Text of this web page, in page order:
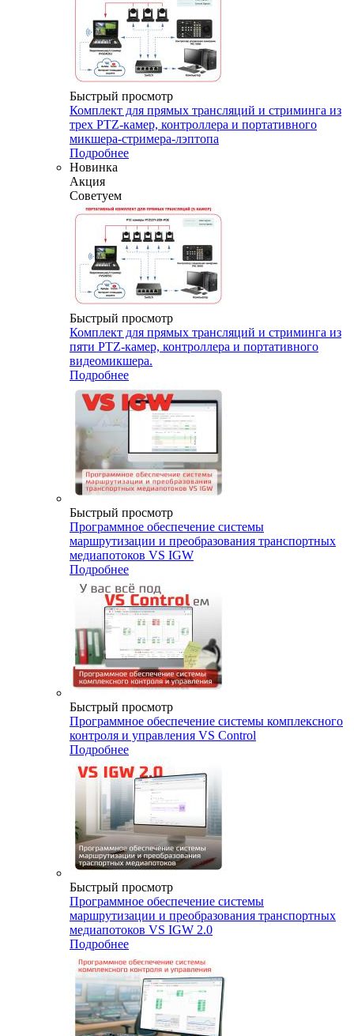
Быстрый просмотр
Комплект для прямых трансляций и стриминга из
трех PTZ-камер, контроллера и портативного
микшера-стримера-лэптопа
Подробнее
Новинка
Акция
Советуем
Быстрый просмотр
Комплект для прямых трансляций и стриминга из
пяти PTZ-камер, контроллера и портативного
видеомикшера.
Подробнее
Быстрый просмотр
Программное обеспечение системы
маршрутизации и преобразования транспортных
медиапотоков VS IGW
Подробнее
Быстрый просмотр
Программное обеспечение системы комплексного
контроля и управления VS Control
Подробнее
Быстрый просмотр
Программное обеспечение системы
маршрутизации и преобразования транспортных
медиапотоков VS IGW 2.0
Подробнее